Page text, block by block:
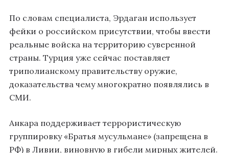
По словам специалиста, Эрдаган использует
фейки о российском присутствии, чтобы ввести
реальные войска на территорию суверенной
страны. Турция уже сейчас поставляет
триполианскому правительству оружие,
доказательства чему многократно появлялись в
СМИ.
Анкара поддерживает террористическую
группировку «Братья мусульмане» (запрещена в
РФ) в Ливии, виновную в гибели мирных жителей.